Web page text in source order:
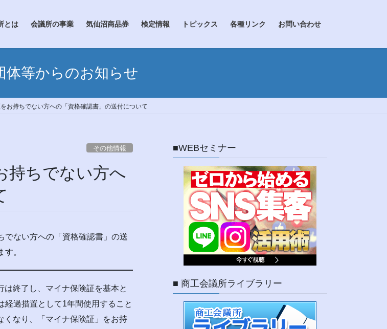
とは 会議所の事業 気仙沼商品券 検定情報 トピックス 各種リンク お問い合わせ
体等からのお知らせ
お持ちでない方への「資格確認書」の送付について
その他情報
持ちでない方へ
ない方への「資格確認書」の送
。
終了し、マイナ保険証を基本と
過措置として1年間使用すること
くなり、「マイナ保険証」をお持
■WEBセミナー
■ 商工会議所ライブラリー